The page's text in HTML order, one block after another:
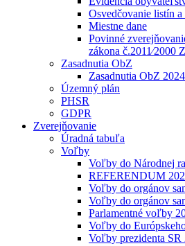
Osvedčovanie listín
Miestne dane
Povinné
zákona č.2011⁄2000
Zasadnutia ObZ
Zasadnutia ObZ
Územný plán
PHSR
GDPR
Zverejňovanie
Úradná tabuľa
Voľby
Voľby do Národnej
REFERENDUM
Voľby do orgánov
Voľby do orgánov
Parlamentné voľby
Voľby do
Voľby prezidenta SR